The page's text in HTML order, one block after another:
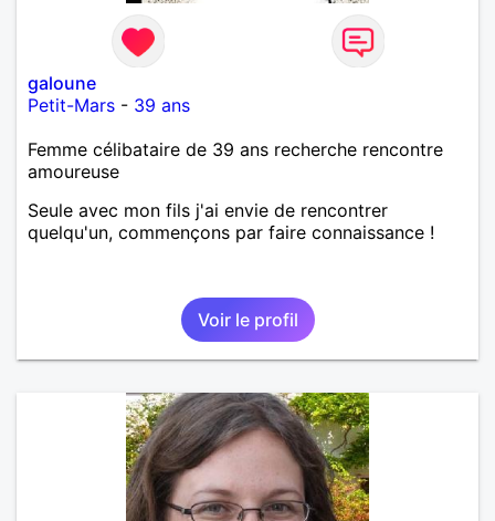
galoune
Petit-Mars - 39 ans
Femme célibataire de 39 ans recherche rencontre
amoureuse
Seule avec mon fils j'ai envie de rencontrer
quelqu'un, commençons par faire connaissance !
Voir le profil